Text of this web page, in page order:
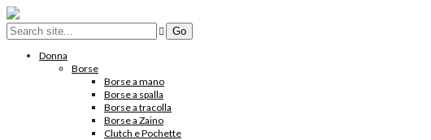
Donna
Borse
Borse a mano
Borse a spalla
Borse a tracolla
Borse a Zaino
Clutch e Pochette